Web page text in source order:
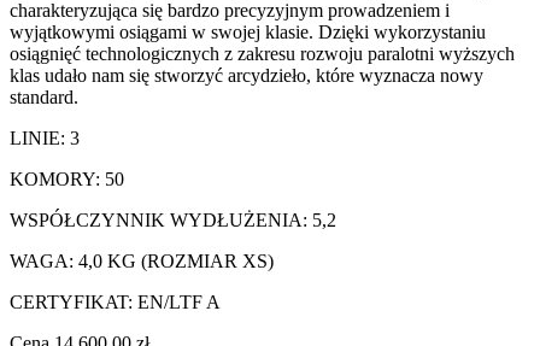
charakteryzująca się bardzo precyzyjnym prowadzeniem i
wyjątkowymi osiągami w swojej klasie. Dzięki wykorzystaniu
osiągnięć technologicznych z zakresu rozwoju paralotni wyższych
klas udało nam się stworzyć arcydzieło, które wyznacza nowy
standard.
LINIE: 3
KOMORY: 50
WSPÓŁCZYNNIK WYDŁUŻENIA: 5,2
WAGA: 4,0 KG (ROZMIAR XS)
CERTYFIKAT: EN/LTF A